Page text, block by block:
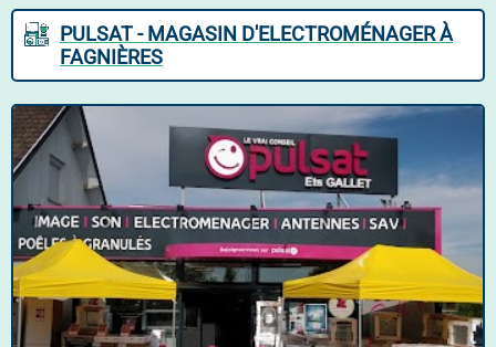
PULSAT - MAGASIN D'ELECTROMÉNAGER À
FAGNIÈRES